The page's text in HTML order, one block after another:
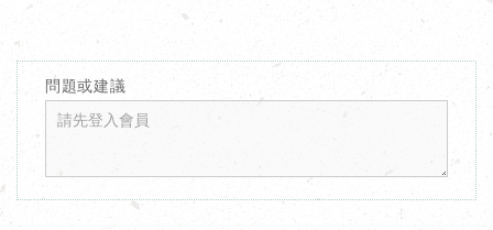
問題或建議